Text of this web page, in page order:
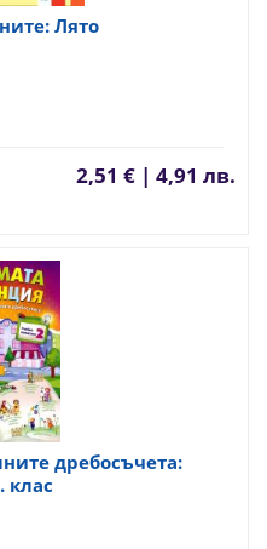
Лято
2,51 € | 4,91 лв.
дребосъчета:
клас